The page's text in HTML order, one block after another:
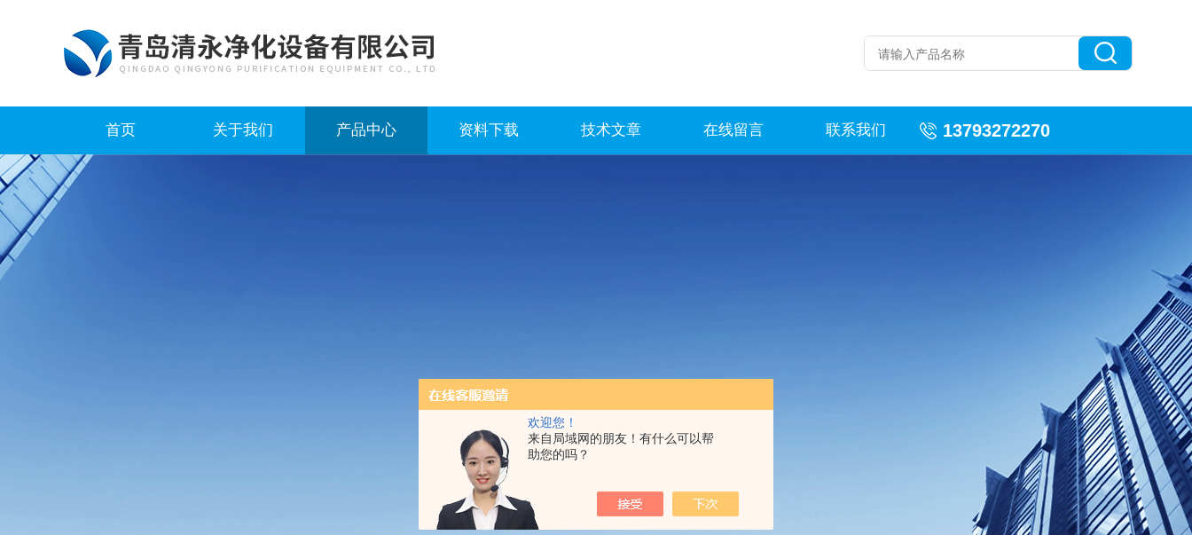
欢迎您！
来自局域网的朋友！有什么可以帮
助您的吗？
首页 关于我们 产品中心 资料下载 技术文章 在线留言 联系我们 13793272270